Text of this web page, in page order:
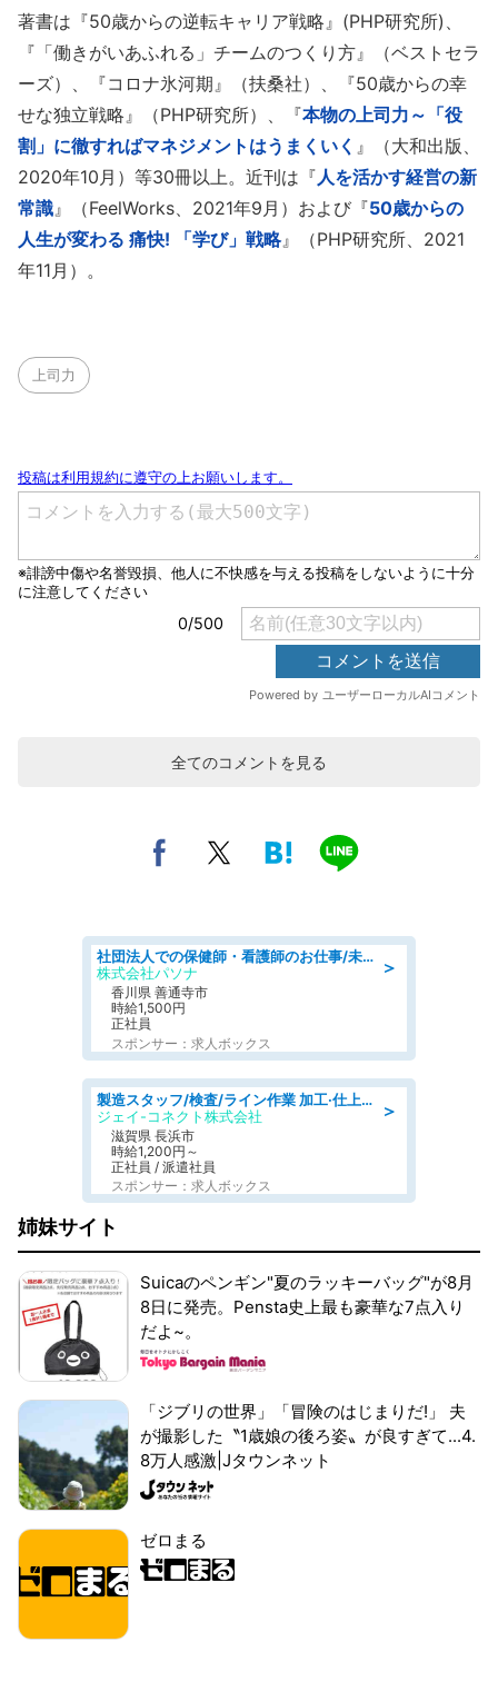
著書は『50歳からの逆転キャリア戦略』(PHP研究所)、
『「働きがいあふれる」チームのつくり方』（ベストセラ
ーズ）、『コロナ氷河期』（扶桑社）、『50歳からの幸
せな独立戦略』（PHP研究所）、『本物の上司力～「役
割」に徹すればマネジメントはうまくいく 』（大和出版、
2020年10月）等30冊以上。近刊は『人を活かす経営の新
常識』（FeelWorks、2021年9月）および『50歳からの
人生が変わる 痛快! 「学び」戦略』（PHP研究所、2021
年11月）。
上司力
全てのコメントを見る
＞
社団法人での保健師・看護師のお仕事/未経験OK/要資格:普通免許、保健師、正看護師
株式会社パソナ
香川県 善通寺市
時給1,500円
正社員
スポンサー：求人ボックス
＞
製造スタッフ/検査/ライン作業 加工·仕上げ·検査/日勤/土日祝休み
ジェイ-コネクト株式会社
滋賀県 長浜市
時給1,200円～
正社員 / 派遣社員
スポンサー：求人ボックス
姉妹サイト
Suicaのペンギン"夏のラッキーバッグ"が8月
8日に発売。Pensta史上最も豪華な7点入り
だよ~。
「ジブリの世界」「冒険のはじまりだ!」 夫
が撮影した〝1歳娘の後ろ姿〟が良すぎて...4.
8万人感激|Jタウンネット
ゼロまる